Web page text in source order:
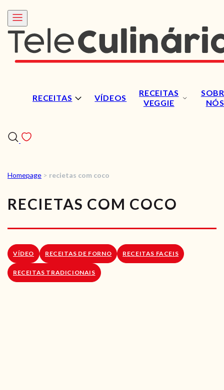
RECEITAS VÍDEOS
RECEITAS
VEGGIE
NÓS
RECEITAS
VÍDEOS
RECEITAS VEGGIE
SOBRE NÓS
LOJA ONLINE
Homepage > recietas com coco
RECIETAS COM COCO
VÍDEO RECEITAS DE FORNO RECEITAS FACEIS
RECEITAS TRADICIONAIS